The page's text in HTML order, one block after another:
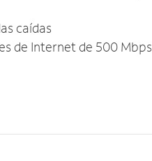
caídas
de Internet de 500 Mbps